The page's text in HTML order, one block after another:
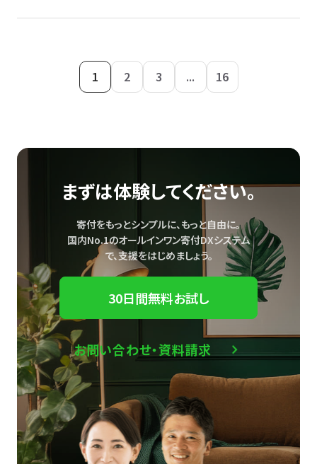
1 2 3 ... 16
まずは体験してください。
寄付をもっとシンプルに、もっと自由に。
国内No.1のオールインワン寄付DXシステム
で、支援をはじめましょう。
30日間無料お試し
お問い合わせ・資料請求